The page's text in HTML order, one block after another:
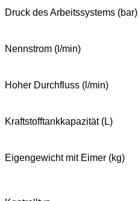
Druck des Arbeitssystems (bar)
Nennstrom (l/min)
Hoher Durchfluss (l/min)
Kraftstofftankkapazität (L)
Eigengewicht mit Eimer (kg)